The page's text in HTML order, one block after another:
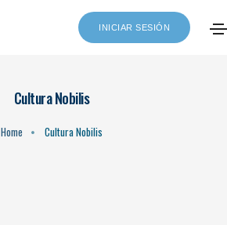
INICIAR SESIÓN
Cultura Nobilis
Home Cultura Nobilis